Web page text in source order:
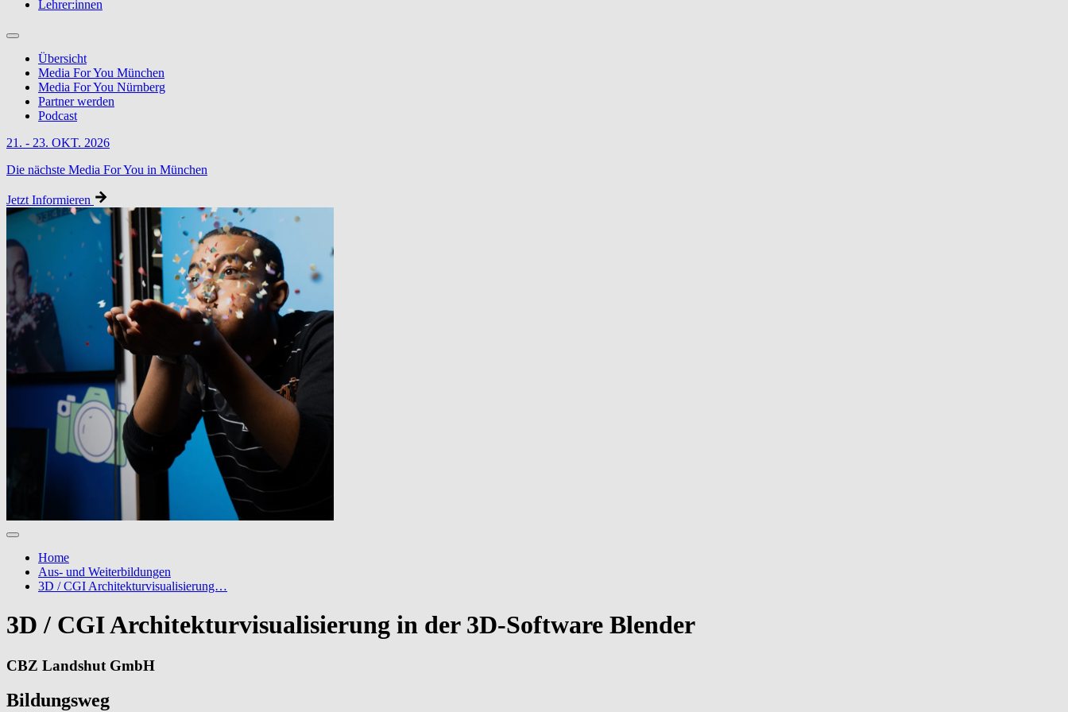
Lehrer:innen
Übersicht
Media For You München
Media For You Nürnberg
Partner werden
Podcast
21. - 23. OKT. 2026
Die nächste Media For You in München
Jetzt Informieren
Home
Aus- und Weiterbildungen
3D / CGI Architekturvisualisierung…
3D / CGI Architekturvisualisierung in der 3D-Software Blender
CBZ Landshut GmbH
Bildungsweg